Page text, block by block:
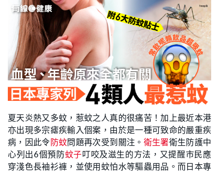
夏天炎熱又多蚊，惹蚊之人真的很痛苦！加上最近本港
亦出現多宗瘧疾輸入個案，由於是一種可致命的嚴重疾
病，因此令防蚊問題再次受到關注。 衛生署衛生防護中
心列出6個預防蚊子叮咬及滋生的方法，又提醒市民應
穿淺色長袖衫褲，並使用蚊怕水等驅蟲用品。而日本專